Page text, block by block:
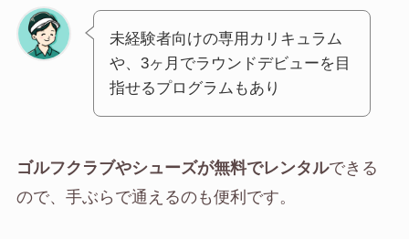
未経験者向けの専用カリキュラム
や、3ヶ月でラウンドデビューを目
指せるプログラムもあり
ゴルフクラブやシューズが無料でレンタルできる
ので、手ぶらで通えるのも便利です。